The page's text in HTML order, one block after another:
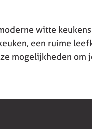
witte
een ruime
mogelijkheden om